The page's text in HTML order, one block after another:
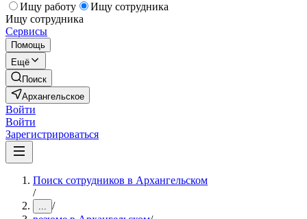
Ищу работу
Ищу сотрудника
Ищу сотрудника
Сервисы
Помощь
Ещё
Поиск
Архангельское
Войти
Войти
Зарегистрироваться
Поиск сотрудников в Архангельском
/
... /